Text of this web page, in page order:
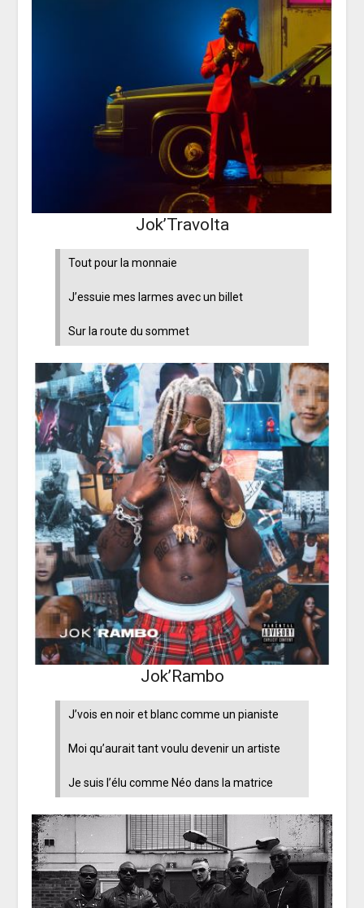
Jok’Travolta
Tout pour la monnaie
J’essuie mes larmes avec un billet
Sur la route du sommet
Jok’Rambo
J’vois en noir et blanc comme un pianiste
Moi qu’aurait tant voulu devenir un artiste
Je suis l’élu comme Néo dans la matrice